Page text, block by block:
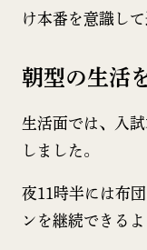
け本番を意識し
朝型の生活
生活面では、入
しました。
夜11時半には布
ンを継続できる